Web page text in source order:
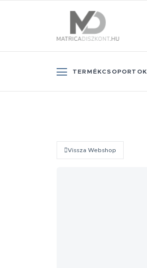
TERMÉKCSOPORTOK
Vissza Webshop